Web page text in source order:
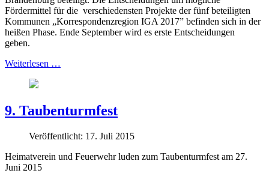
Fördermittel für die verschiedensten Projekte der fünf beteiligten
Kommunen „Korrespondenzregion IGA 2017” befinden sich in der
heißen Phase. Ende September wird es erste Entscheidungen
geben.
Weiterlesen …
9. Taubenturmfest
Veröffentlicht: 17. Juli 2015
Heimatverein und Feuerwehr luden zum Taubenturmfest am 27.
Juni 2015